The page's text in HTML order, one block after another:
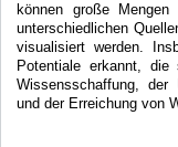
können große
unterschiedlichen
visualisiert werden.
Potentiale erkannt,
Wissensschaffung, der
und der Erreichung von